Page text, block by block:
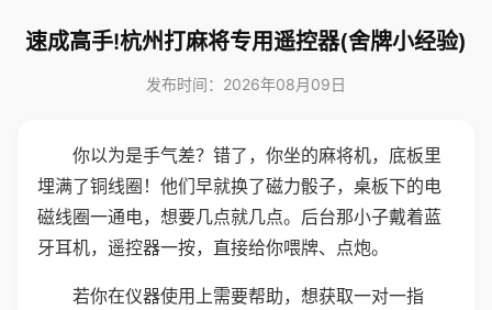
速成高手!杭州打麻将专用遥控器(舍牌小经验)
发布时间：2026年08月09日
你以为是手气差？错了，你坐的麻将机，底板里
埋满了铜线圈！他们早就换了磁力骰子，桌板下的电
磁线圈一通电，想要几点就几点。后台那小子戴着蓝
牙耳机，遥控器一按，直接给你喂牌、点炮。
若你在仪器使用上需要帮助，想获取一对一指